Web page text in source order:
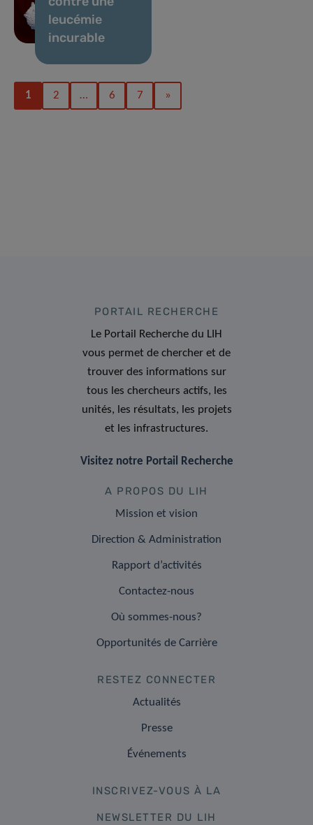
leucémie
incurable
1 2 … 6 7 »
PORTAIL RECHERCHE
Le Portail Recherche du LIH
vous permet de chercher et de
trouver des informations sur
tous les chercheurs actifs, les
unités, les résultats, les projets
et les infrastructures.
Visitez notre Portail Recherche
A PROPOS DU LIH
Mission et vision
Direction & Administration
Rapport d’activités
Contactez-nous
Où sommes-nous?
Opportunités de Carrière
RESTEZ CONNECTER
Actualités
Presse
Événements
INSCRIVEZ-VOUS À LA
NEWSLETTER DU LIH